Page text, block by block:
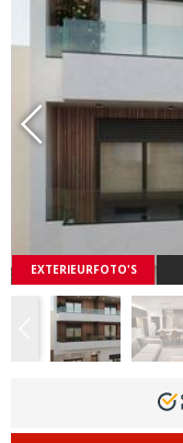
EXTERIEURFOTO'S